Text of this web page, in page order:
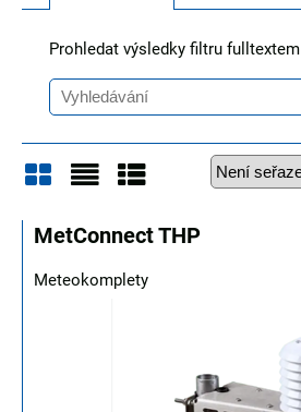
Prohledat výsledky filtru fulltextem
Mřížka
MetConnect THP
Meteokomplety